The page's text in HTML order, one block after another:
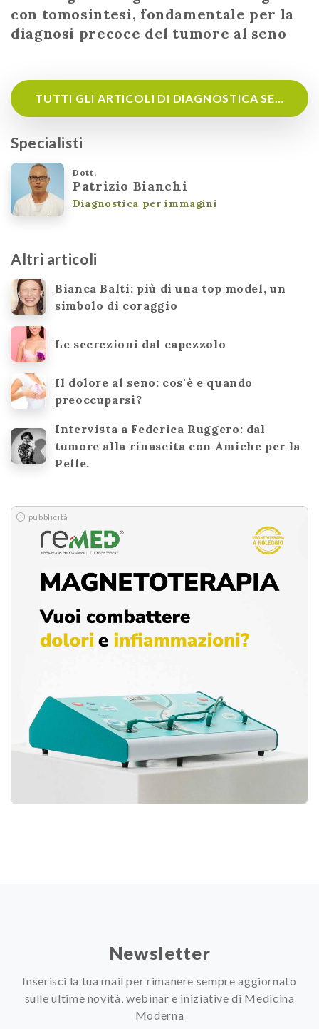
con tomosintesi, fondamentale per la
diagnosi precoce del tumore al seno
TUTTI GLI ARTICOLI DI DIAGNOSTICA SENOLOGICA
Specialisti
Dott.
Patrizio Bianchi
Diagnostica per immagini
Altri articoli
Bianca Balti: più di una top model, un
simbolo di coraggio
Le secrezioni dal capezzolo
Il dolore al seno: cos'è e quando
preoccuparsi?
Intervista a Federica Ruggero: dal
tumore alla rinascita con Amiche per la
Pelle.
pubblicità
Newsletter
Inserisci la tua mail per rimanere sempre aggiornato
sulle ultime novità, webinar e iniziative di Medicina
Moderna